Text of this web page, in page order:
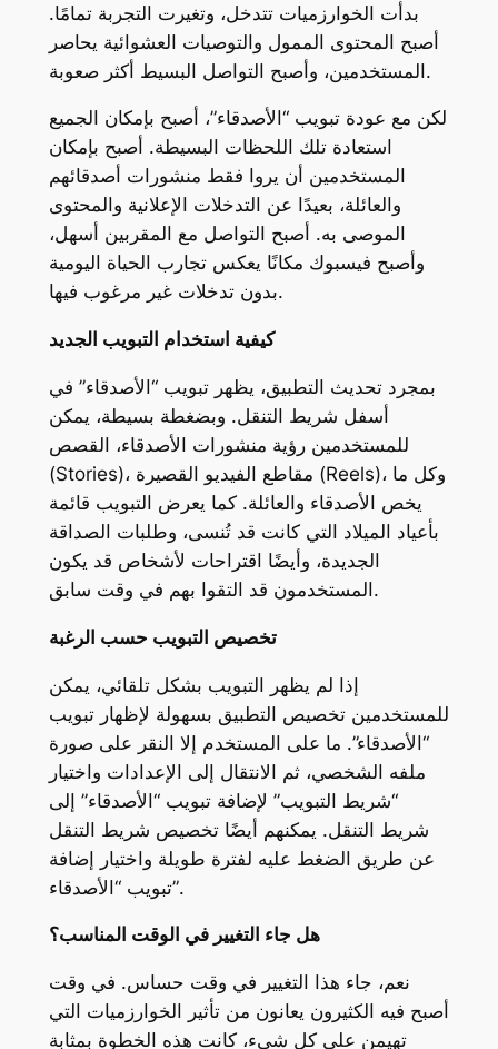
بدأت الخوارزميات تتدخل، وتغيرت التجربة تمامًا.
أصبح المحتوى الممول والتوصيات العشوائية يحاصر
المستخدمين، وأصبح التواصل البسيط أكثر صعوبة.
لكن مع عودة تبويب “الأصدقاء”، أصبح بإمكان الجميع
استعادة تلك اللحظات البسيطة. أصبح بإمكان
المستخدمين أن يروا فقط منشورات أصدقائهم
والعائلة، بعيدًا عن التدخلات الإعلانية والمحتوى
الموصى به. أصبح التواصل مع المقربين أسهل،
وأصبح فيسبوك مكانًا يعكس تجارب الحياة اليومية
بدون تدخلات غير مرغوب فيها.
كيفية استخدام التبويب الجديد
بمجرد تحديث التطبيق، يظهر تبويب “الأصدقاء” في
أسفل شريط التنقل. وبضغطة بسيطة، يمكن
للمستخدمين رؤية منشورات الأصدقاء، القصص
(Stories)، مقاطع الفيديو القصيرة (Reels)، وكل ما
يخص الأصدقاء والعائلة. كما يعرض التبويب قائمة
بأعياد الميلاد التي كانت قد تُنسى، وطلبات الصداقة
الجديدة، وأيضًا اقتراحات لأشخاص قد يكون
المستخدمون قد التقوا بهم في وقت سابق.
تخصيص التبويب حسب الرغبة
إذا لم يظهر التبويب بشكل تلقائي، يمكن
للمستخدمين تخصيص التطبيق بسهولة لإظهار تبويب
“الأصدقاء”. ما على المستخدم إلا النقر على صورة
ملفه الشخصي، ثم الانتقال إلى الإعدادات واختيار
“شريط التبويب” لإضافة تبويب “الأصدقاء” إلى
شريط التنقل. يمكنهم أيضًا تخصيص شريط التنقل
عن طريق الضغط عليه لفترة طويلة واختيار إضافة
تبويب “الأصدقاء”.
هل جاء التغيير في الوقت المناسب؟
نعم، جاء هذا التغيير في وقت حساس. في وقت
أصبح فيه الكثيرون يعانون من تأثير الخوارزميات التي
تهيمن على كل شيء، كانت هذه الخطوة بمثابة